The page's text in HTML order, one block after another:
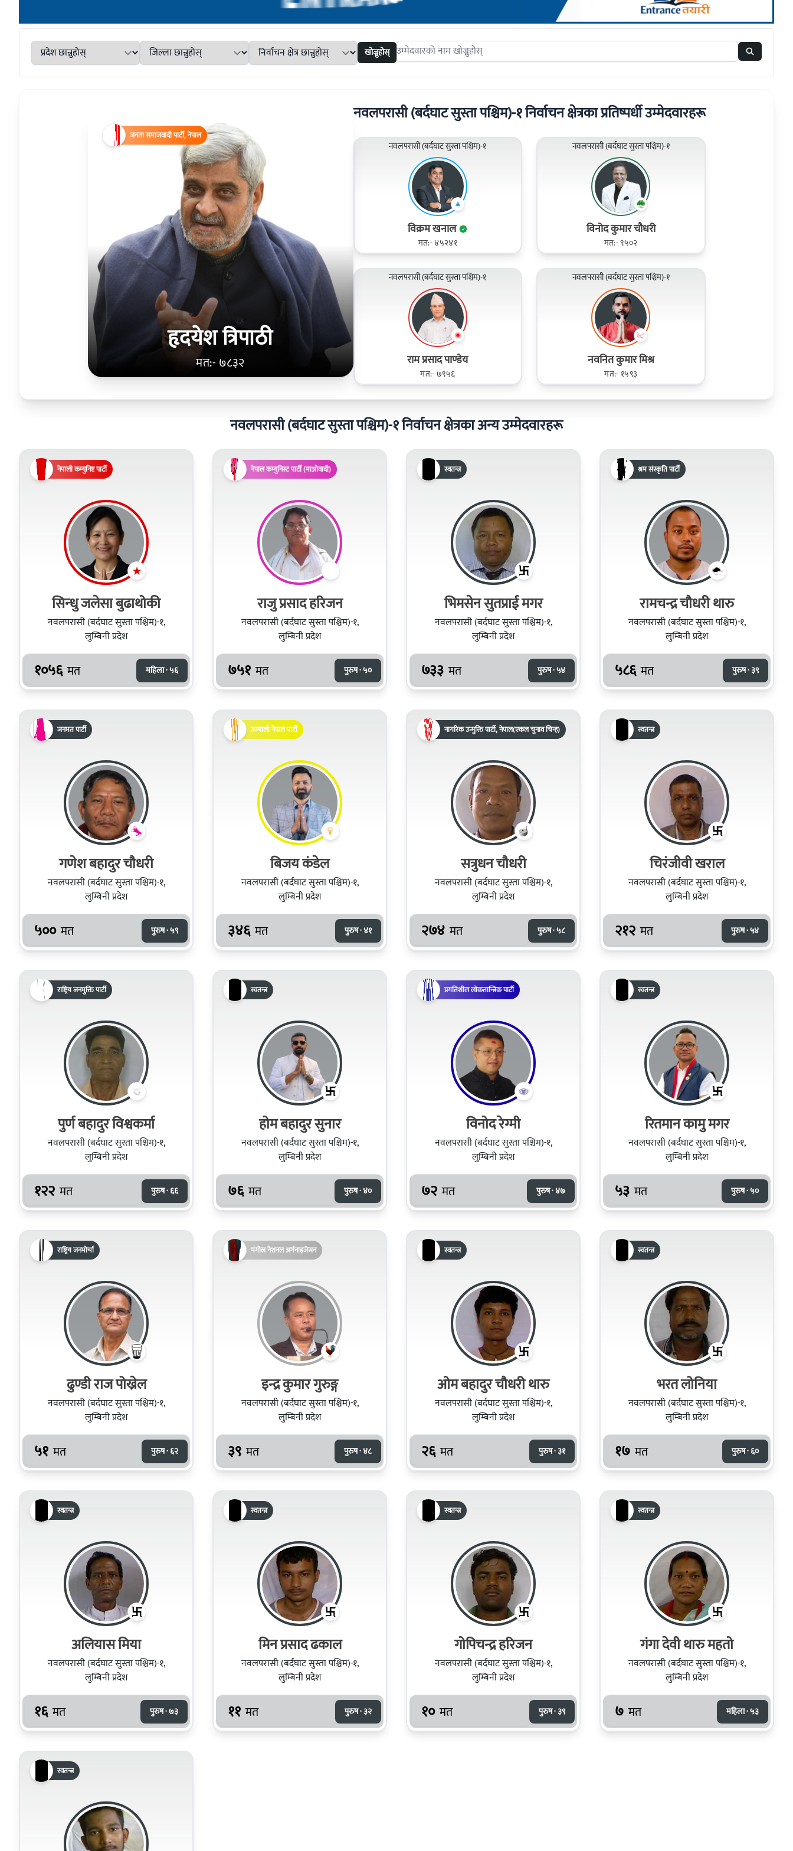
खोज्नुहोस् Search candidates
हृदयेश त्रिपाठी
मत:- ७८३२
जनता समाजवादी पार्टी, नेपाल
नवलपरासी (बर्दघाट सुस्ता पश्चिम)-१ निर्वाचन क्षेत्रका प्रतिष्पर्धी उम्मेदवारहरू
नवलपरासी (बर्दघाट सुस्ता पश्चिम)-१
विक्रम खनाल
मत:- ४५२४१
नवलपरासी (बर्दघाट सुस्ता पश्चिम)-१
विनोद कुमार चौधरी
मत:- ९५०२
नवलपरासी (बर्दघाट सुस्ता पश्चिम)-१
राम प्रसाद पाण्डेय
मत:- ७९५६
नवलपरासी (बर्दघाट सुस्ता पश्चिम)-१
नवनित कुमार मिश्र
मत:- १५९३
नवलपरासी (बर्दघाट सुस्ता पश्चिम)-१ निर्वाचन क्षेत्रका अन्य उम्मेदवारहरू
नेपाली कम्युनिष्ट पार्टी
सिन्‍धु जलेसा बुढाथोकी
नवलपरासी (बर्दघाट सुस्ता पश्चिम)-१,
लुम्बिनी प्रदेश
१०५६ मत महिला · ५६
नेपाल कम्युनिस्ट पार्टी (माओवादी)
राजु प्रसाद हरिजन
नवलपरासी (बर्दघाट सुस्ता पश्चिम)-१,
लुम्बिनी प्रदेश
७५१ मत पुरुष · ५०
स्वतन्त्र
भिमसेन सुतप्राई मगर
नवलपरासी (बर्दघाट सुस्ता पश्चिम)-१,
लुम्बिनी प्रदेश
७३३ मत पुरुष · ५४
श्रम संस्कृति पार्टी
रामचन्द्र चौधरी थारु
नवलपरासी (बर्दघाट सुस्ता पश्चिम)-१,
लुम्बिनी प्रदेश
५८६ मत पुरुष · ३९
जनमत पार्टी
गणेश बहादुर चौधरी
नवलपरासी (बर्दघाट सुस्ता पश्चिम)-१,
लुम्बिनी प्रदेश
५०० मत पुरुष · ५९
उज्यालो नेपाल पार्टी
बिजय कंडेल
नवलपरासी (बर्दघाट सुस्ता पश्चिम)-१,
लुम्बिनी प्रदेश
३४६ मत पुरुष · ४१
नागरिक उन्मुक्ति पार्टी, नेपाल(एकल चुनाव चिन्ह)
सत्रुधन चौधरी
नवलपरासी (बर्दघाट सुस्ता पश्चिम)-१,
लुम्बिनी प्रदेश
२७४ मत पुरुष · ५८
स्वतन्त्र
चिरंजीवी खराल
नवलपरासी (बर्दघाट सुस्ता पश्चिम)-१,
लुम्बिनी प्रदेश
२१२ मत पुरुष · ५४
राष्ट्रिय जनमुक्ति पार्टी
पुर्ण बहादुर विश्वकर्मा
नवलपरासी (बर्दघाट सुस्ता पश्चिम)-१,
लुम्बिनी प्रदेश
१२२ मत पुरुष · ६६
स्वतन्त्र
होम बहादुर सुनार
नवलपरासी (बर्दघाट सुस्ता पश्चिम)-१,
लुम्बिनी प्रदेश
७६ मत पुरुष · ४०
प्रगतिशील लोकतान्त्रिक पार्टी
विनोद रेग्मी
नवलपरासी (बर्दघाट सुस्ता पश्चिम)-१,
लुम्बिनी प्रदेश
७२ मत पुरुष · ४७
स्वतन्त्र
रितमान कामु मगर
नवलपरासी (बर्दघाट सुस्ता पश्चिम)-१,
लुम्बिनी प्रदेश
५३ मत पुरुष · ५०
राष्ट्रिय जनमोर्चा
ढुण्डी राज पोख्रेल
नवलपरासी (बर्दघाट सुस्ता पश्चिम)-१,
लुम्बिनी प्रदेश
५१ मत पुरुष · ६२
मंगोल नेशनल अर्गनाइजेसन
इन्द्र कुमार गुरुङ्ग
नवलपरासी (बर्दघाट सुस्ता पश्चिम)-१,
लुम्बिनी प्रदेश
३९ मत पुरुष · ४८
स्वतन्त्र
ओम बहादुर चौधरी थारु
नवलपरासी (बर्दघाट सुस्ता पश्चिम)-१,
लुम्बिनी प्रदेश
२६ मत पुरुष · ३१
स्वतन्त्र
भरत लोनिया
नवलपरासी (बर्दघाट सुस्ता पश्चिम)-१,
लुम्बिनी प्रदेश
१७ मत पुरुष · ६०
स्वतन्त्र
अलियास मिया
नवलपरासी (बर्दघाट सुस्ता पश्चिम)-१,
लुम्बिनी प्रदेश
१६ मत पुरुष · ७३
स्वतन्त्र
मिन प्रसाद ढकाल
नवलपरासी (बर्दघाट सुस्ता पश्चिम)-१,
लुम्बिनी प्रदेश
११ मत पुरुष · ३२
स्वतन्त्र
गोपिचन्द्र हरिजन
नवलपरासी (बर्दघाट सुस्ता पश्चिम)-१,
लुम्बिनी प्रदेश
१० मत पुरुष · ३९
स्वतन्त्र
गंगा देवी थारु महतो
नवलपरासी (बर्दघाट सुस्ता पश्चिम)-१,
लुम्बिनी प्रदेश
७ मत महिला · ५३
स्वतन्त्र